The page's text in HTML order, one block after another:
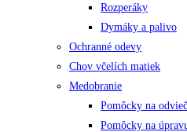
Rozperáky
Dymáky a palivo
Ochranné odevy
Chov včelích matiek
Medobranie
Pomôcky na
Pomôcky na